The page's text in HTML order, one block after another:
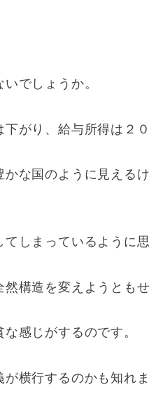
でしょうか。
がり、給与所得は２
な国のように見える
しまっているように思
構造を変えようとも
感じがするのです。
横行するのかも知れま